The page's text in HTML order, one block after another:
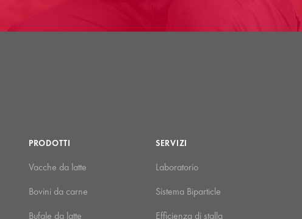
PRODOTTI
Vacche da latte
Bovini da carne
Bufale da latte
SERVIZI
Laboratorio
Sistema Biparticle
Efficienza di stalla